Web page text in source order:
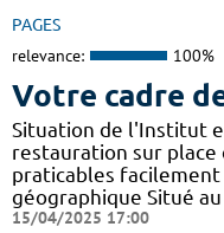
PAGES
relevance: 100%
Votre cadre
Situation de l'Institut
restauration sur place
praticables
géographique Situé
15/04/2025 17:00